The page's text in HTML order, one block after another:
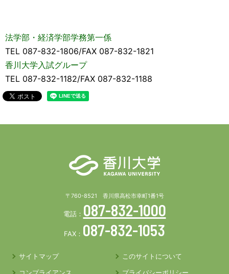
法学部・経済学部学務第一係
TEL 087-832-1806/FAX 087-832-1821
香川大学入試グループ
TEL 087-832-1182/FAX 087-832-1188
〒760-8521 香川県高松市幸町1番1号
電話： 087-832-1000
FAX： 087-832-1053
サイトマップ
このサイトについて